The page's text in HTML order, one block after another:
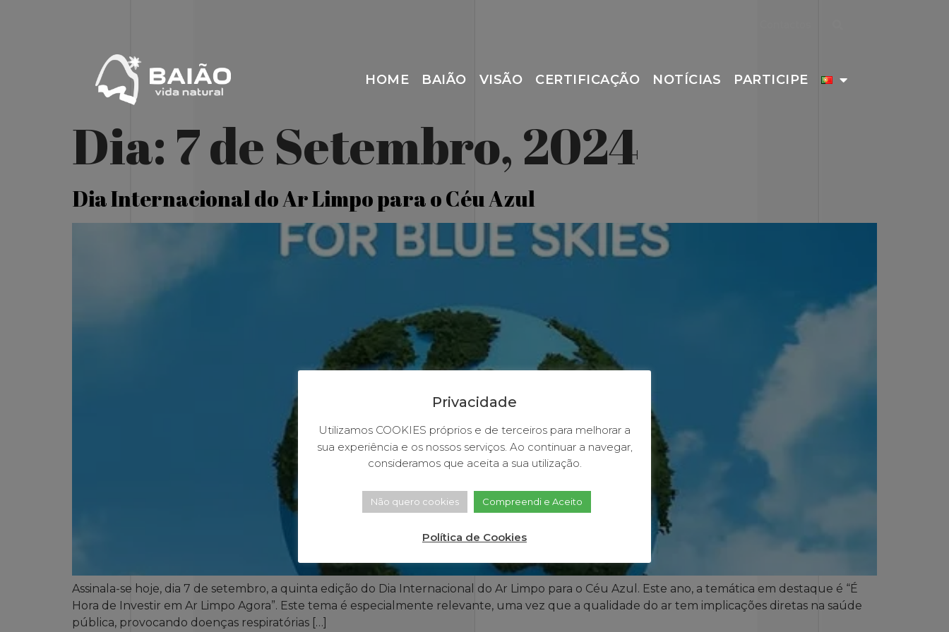
HOME BAIÃO VISÃO CERTIFICAÇÃO NOTÍCIAS PARTICIPE
Dia: 7 de Setembro, 2024
Dia Internacional do Ar Limpo para o Céu Azul
Assinala-se hoje, dia 7 de setembro, a quinta edição do Dia Internacional do Ar Limpo para o Céu Azul. Este ano, a temática em destaque é “É
Hora de Investir em Ar Limpo Agora”. Este tema é especialmente relevante, uma vez que a qualidade do ar tem implicações diretas na saúde
pública, provocando doenças respiratórias […]
Privacidade
Utilizamos COOKIES próprios e de terceiros para melhorar a
sua experiência e os nossos serviços. Ao continuar a navegar,
consideramos que aceita a sua utilização.
Não quero cookies Compreendi e Aceito
Política de Cookies